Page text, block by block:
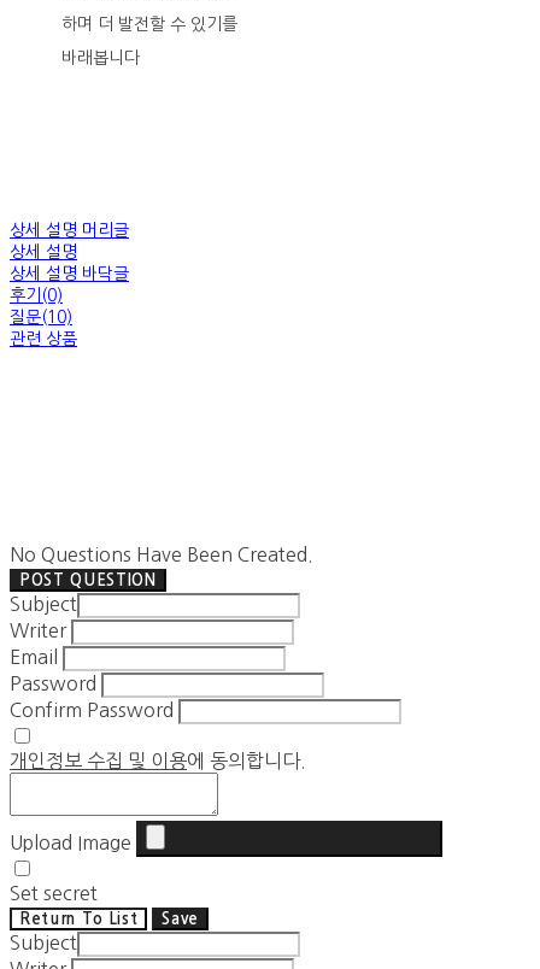
하며 더 발전할 수 있기를
바래봅니다
상세 설명 머리글
상세 설명
상세 설명 바닥글
후기(0)
질문(10)
관련 상품
No Questions Have Been Created.
POST QUESTION
Subject
Writer
Email
Password
Confirm Password
개인정보 수집 및 이용에 동의합니다.
Upload Image
Set secret
Return To List Save
Subject